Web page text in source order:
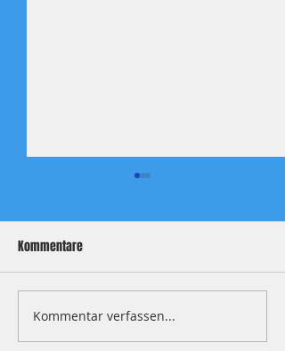
Xhaka once more
Kommentare
Kommentar verfassen...